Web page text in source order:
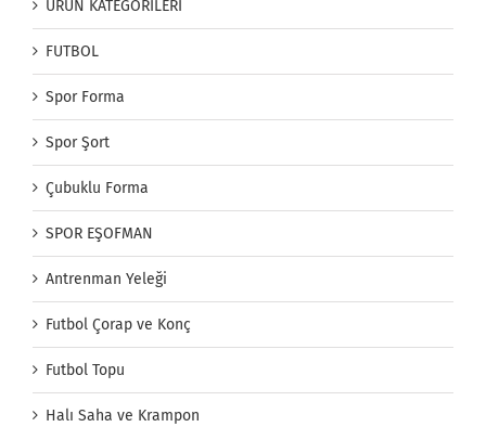
ÜRÜN KATEGORİLERİ
FUTBOL
Spor Forma
Spor Şort
Çubuklu Forma
SPOR EŞOFMAN
Antrenman Yeleği
Futbol Çorap ve Konç
Futbol Topu
Halı Saha ve Krampon